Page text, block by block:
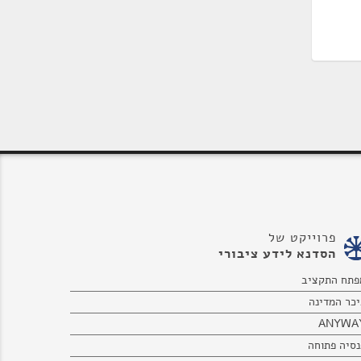
פרוייקט של
הסדנא לידע ציבורי
התקציב
המדינה
פתוחה